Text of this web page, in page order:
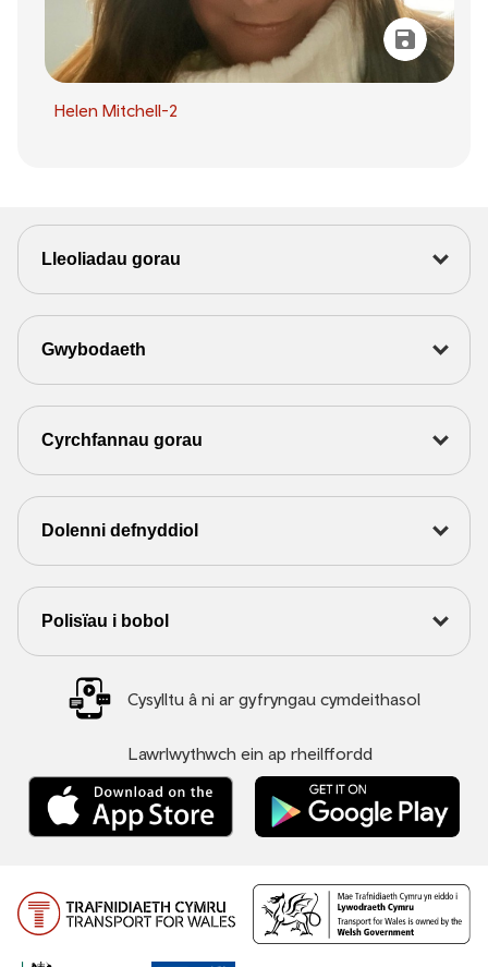
Helen Mitchell-2
Lleoliadau gorau
Gwybodaeth
Cyrchfannau gorau
Dolenni defnyddiol
Polisïau i bobol
Cysylltu â ni ar gyfryngau cymdeithasol
Lawrlwythwch ein ap rheilffordd